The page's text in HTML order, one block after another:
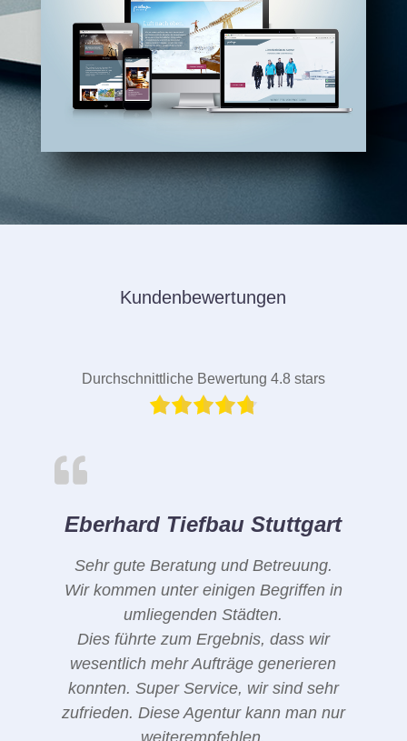
Kundenbewertungen
Durchschnittliche Bewertung 4.8 stars
Eberhard Tiefbau Stuttgart
Sehr gute Beratung und Betreuung.
Wir kommen unter einigen Begriffen in
umliegenden Städten.
Dies führte zum Ergebnis, dass wir
wesentlich mehr Aufträge generieren
konnten. Super Service, wir sind sehr
zufrieden. Diese Agentur kann man nur
weiterempfehlen.